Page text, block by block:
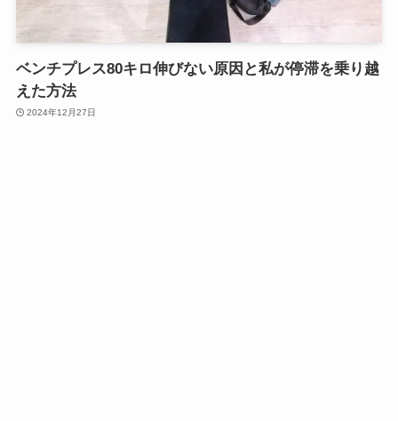
ベンチプレス80キロ伸びない原因と私が停滞を乗り越
えた方法
2024年12月27日